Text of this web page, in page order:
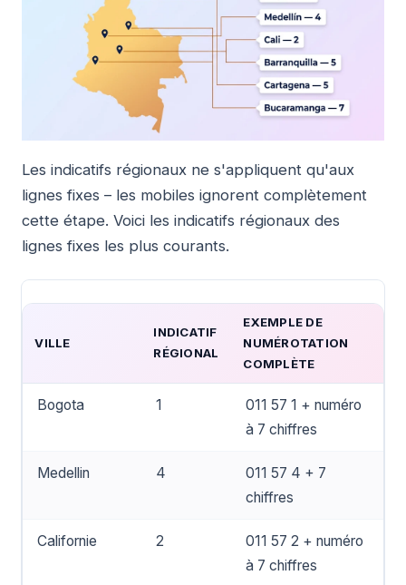
Les indicatifs régionaux ne s'appliquent qu'aux
lignes fixes – les mobiles ignorent complètement
cette étape. Voici les indicatifs régionaux des
lignes fixes les plus courants.
VILLE
INDICATIF
RÉGIONAL
EXEMPLE DE
NUMÉROTATION
COMPLÈTE
Bogota 1
011 57 1 + numéro
à 7 chiffres
Medellin 4
011 57 4 + 7
chiffres
Californie 2
011 57 2 + numéro
à 7 chiffres